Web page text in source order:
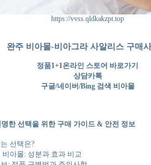
https://vvss.qldkakzpt.top
완주 비아몰-비아그라 사알리스 구매
정품1+1온라인 스토어 바로가기
상담카톡
구글/네이버/Bing 검색 비아몰
한 선택을 위한 구매 가이드 & 안전 정보
선택은?
아몰: 성분과 효과 비교